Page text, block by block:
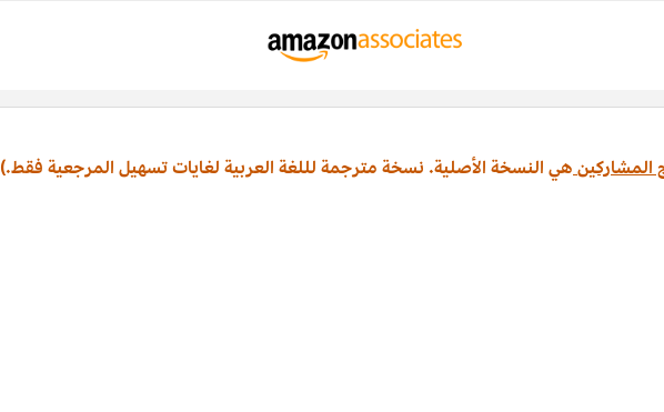
المشاركين هي النسخة الأصلية. نسخة مترجمة لللغة العربية لغايات تسهيل المرجعية فقط.)